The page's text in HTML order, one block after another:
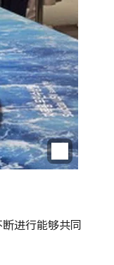
进行能够共同